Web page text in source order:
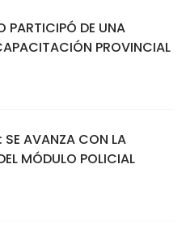
PARTICIPÓ DE UNA
PROVINCIAL
SE AVANZA CON LA
MÓDULO POLICIAL